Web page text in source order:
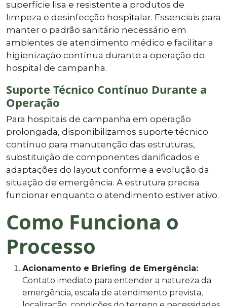
superfície lisa e resistente a produtos de
limpeza e desinfecção hospitalar. Essenciais para
manter o padrão sanitário necessário em
ambientes de atendimento médico e facilitar a
higienização contínua durante a operação do
hospital de campanha.
Suporte Técnico Contínuo Durante a
Operação
Para hospitais de campanha em operação
prolongada, disponibilizamos suporte técnico
contínuo para manutenção das estruturas,
substituição de componentes danificados e
adaptações do layout conforme a evolução da
situação de emergência. A estrutura precisa
funcionar enquanto o atendimento estiver ativo.
Como Funciona o
Processo
Acionamento e Briefing de Emergência:
Contato imediato para entender a natureza da
emergência, escala de atendimento prevista,